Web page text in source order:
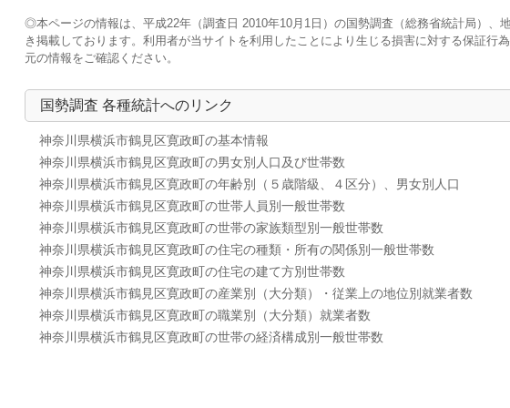
◎本ページの情報は、平成22年（調査日 2010年10月1日）の国勢調査（総務省統計局）、
き掲載しております。利用者が当サイトを利用したことにより生じる損害に対する保証
元の情報をご確認ください。
国勢調査 各種統計へのリンク
神奈川県横浜市鶴見区寛政町の基本情報
神奈川県横浜市鶴見区寛政町の男女別人口及び世帯数
神奈川県横浜市鶴見区寛政町の年齢別（５歳階級、４区分）、男女別人口
神奈川県横浜市鶴見区寛政町の世帯人員別一般世帯数
神奈川県横浜市鶴見区寛政町の世帯の家族類型別一般世帯数
神奈川県横浜市鶴見区寛政町の住宅の種類・所有の関係別一般世帯数
神奈川県横浜市鶴見区寛政町の住宅の建て方別世帯数
神奈川県横浜市鶴見区寛政町の産業別（大分類）・従業上の地位別就業者数
神奈川県横浜市鶴見区寛政町の職業別（大分類）就業者数
神奈川県横浜市鶴見区寛政町の世帯の経済構成別一般世帯数